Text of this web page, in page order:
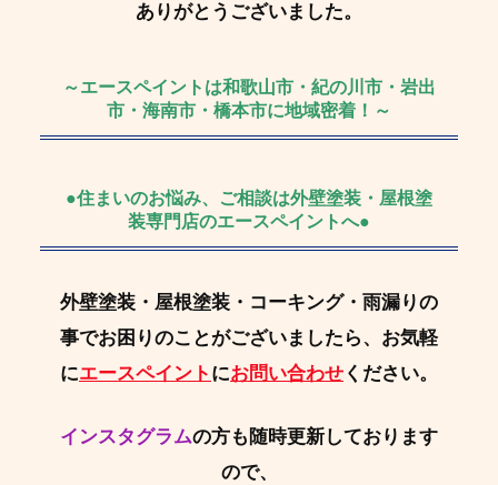
ありがとうございました。
～エースペイントは和歌山市・紀の川市・岩出
市・海南市・橋本市に地域密着！～
●住まいのお悩み、ご相談は外壁塗装・屋根塗
装専門店のエースペイントへ●
外壁塗装・屋根塗装・コーキング・雨漏りの
事でお困りのことがございましたら、お気軽
にエースペイント にお問い合わせ ください。
インスタグラムの方も随時更新しております
ので、